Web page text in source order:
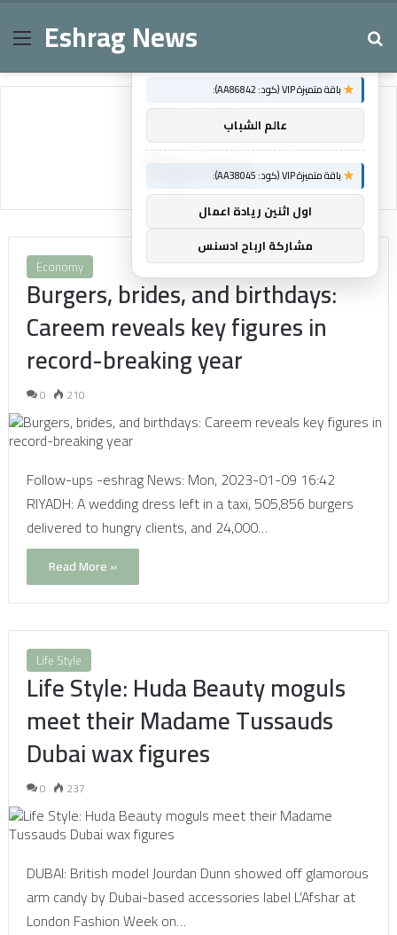
MenuEshrag News
Home/figures
figures
Economy
Burgers, brides, and birthdays:
Careem reveals key figures in
record-breaking year
0 210
Follow-ups -eshrag News: Mon, 2023-01-09 16:42
RIYADH: A wedding dress left in a taxi, 505,856 burgers
delivered to hungry clients, and 24,000…
Read More »
Life Style
Life Style: Huda Beauty moguls
meet their Madame Tussauds
Dubai wax figures
0 237
DUBAI: British model Jourdan Dunn showed off glamorous
arm candy by Dubai-based accessories label L’Afshar at
London Fashion Week on…
×
باقة متميزة VIP (كود: AA86842):
عالم الشباب
باقة متميزة VIP (كود: AA38045):
اول اثنين ريادة اعمال
مشاركة ارباح ادسنس